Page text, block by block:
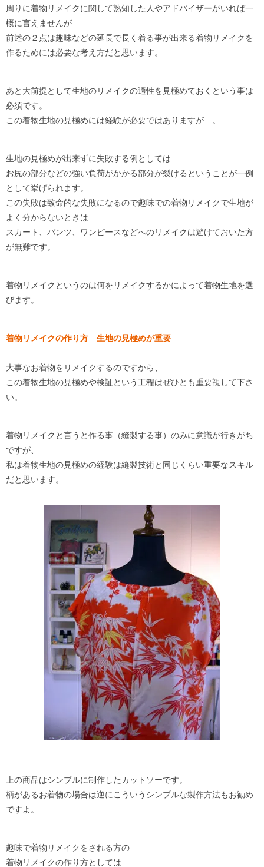
周りに着物リメイクに関して熟知した人やアドバイザーがいれば一
概に言えませんが
前述の２点は趣味などの延長で長く着る事が出来る着物リメイクを
作るためには必要な考え方だと思います。
あと大前提として生地のリメイクの適性を見極めておくという事は
必須です。
この着物生地の見極めには経験が必要ではありますが…。
生地の見極めが出来ずに失敗する例としては
お尻の部分などの強い負荷がかかる部分が裂けるということが一例
として挙げられます。
この失敗は致命的な失敗になるので趣味での着物リメイクで生地が
よく分からないときは
スカート、パンツ、ワンピースなどへのリメイクは避けておいた方
が無難です。
着物リメイクというのは何をリメイクするかによって着物生地を選
びます。
着物リメイクの作り方 生地の見極めが重要
大事なお着物をリメイクするのですから、
この着物生地の見極めや検証という工程はぜひとも重要視して下さ
い。
着物リメイクと言うと作る事（縫製する事）のみに意識が行きがち
ですが、
私は着物生地の見極めの経験は縫製技術と同じくらい重要なスキル
だと思います。
上の商品はシンプルに制作したカットソーです。
柄があるお着物の場合は逆にこういうシンプルな製作方法もお勧め
ですよ。
趣味で着物リメイクをされる方の
着物リメイクの作り方としては